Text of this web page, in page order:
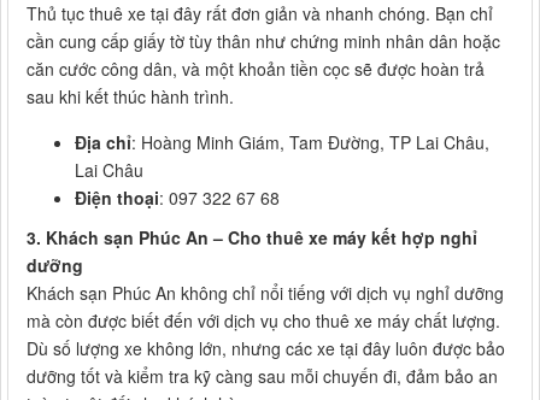
Thủ tục thuê xe tại đây rất đơn giản và nhanh chóng. Bạn chỉ
cần cung cấp giấy tờ tùy thân như chứng minh nhân dân hoặc
căn cước công dân, và một khoản tiền cọc sẽ được hoàn trả
sau khi kết thúc hành trình.
Địa chỉ: Hoàng Minh Giám, Tam Đường, TP Lai Châu,
Lai Châu
Điện thoại: 097 322 67 68
3. Khách sạn Phúc An – Cho thuê xe máy kết hợp nghỉ
dưỡng
Khách sạn Phúc An không chỉ nổi tiếng với dịch vụ nghỉ dưỡng
mà còn được biết đến với dịch vụ cho thuê xe máy chất lượng.
Dù số lượng xe không lớn, nhưng các xe tại đây luôn được bảo
dưỡng tốt và kiểm tra kỹ càng sau mỗi chuyến đi, đảm bảo an